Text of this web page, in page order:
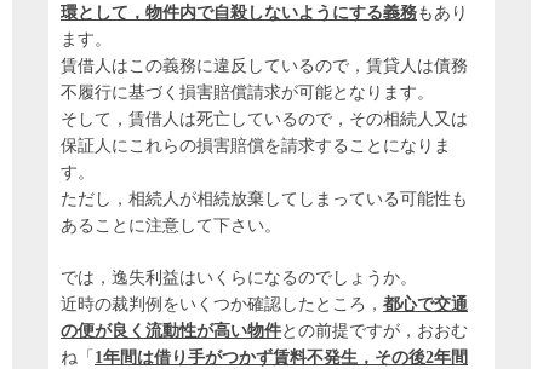
環として，物件内で自殺しないようにする義務もあり
ます。
賃借人はこの義務に違反しているので，賃貸人は債務
不履行に基づく損害賠償請求が可能となります。
そして，賃借人は死亡しているので，その相続人又は
保証人にこれらの損害賠償を請求することになりま
す。
ただし，相続人が相続放棄してしまっている可能性も
あることに注意して下さい。
では，逸失利益はいくらになるのでしょうか。
近時の裁判例をいくつか確認したところ， 都心で交通
の便が良く流動性が高い物件との前提ですが，おおむ
ね「 1年間は借り手がつかず賃料不発生，その後2年間